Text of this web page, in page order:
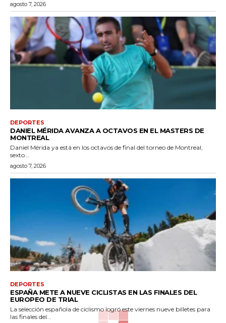
agosto 7, 2026
DEPORTES
DANIEL MÉRIDA AVANZA A OCTAVOS EN EL MASTERS DE
MONTREAL
Daniel Mérida ya está en los octavos de final del torneo de Montreal,
sexto...
agosto 7, 2026
DEPORTES
ESPAÑA METE A NUEVE CICLISTAS EN LAS FINALES DEL
EUROPEO DE TRIAL
La selección española de ciclismo logró este viernes nueve billetes para
las finales del...